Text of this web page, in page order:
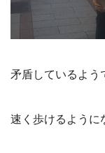
矛盾しているよう
速く歩けるように